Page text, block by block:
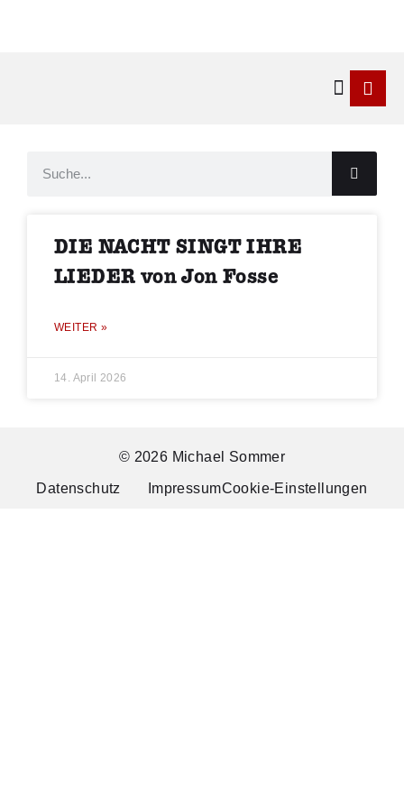
DIE NACHT SINGT IHRE
LIEDER von Jon Fosse
WEITER »
14. April 2026
© 2026 Michael Sommer
Datenschutz ImpressumCookie-Einstellungen